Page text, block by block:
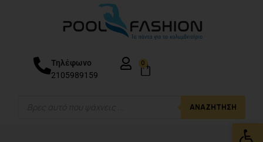
ΑΝΑΖΉΤΗΣΗ
Τηλέφωνο
2105989159
0